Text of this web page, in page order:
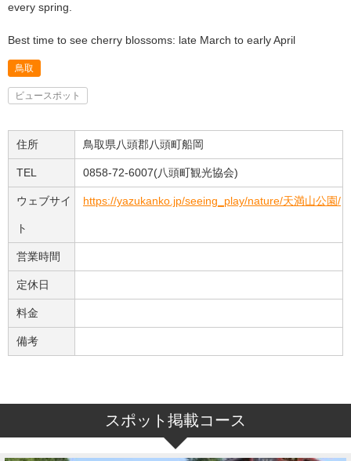
every spring.
Best time to see cherry blossoms: late March to early April
鳥取
ビュースポット
住所 鳥取県八頭郡八頭町船岡
TEL 0858-72-6007(八頭町観光協会)
ウェブサイ
ト
https://yazukanko.jp/seeing_play/nature/天満山公園/
営業時間
定休日
料金
備考
スポット掲載コース